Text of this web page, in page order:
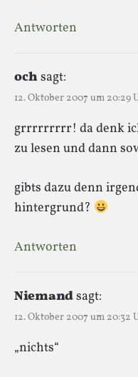
Antworten
och sagt:
12. Oktober 2007 um 20:29
grrrrrrrrr! da denk
zu lesen und dann
gibts dazu denn
hintergrund?
Antworten
Niemandsagt:
12. Oktober 2007 um 20:32
„nichts“